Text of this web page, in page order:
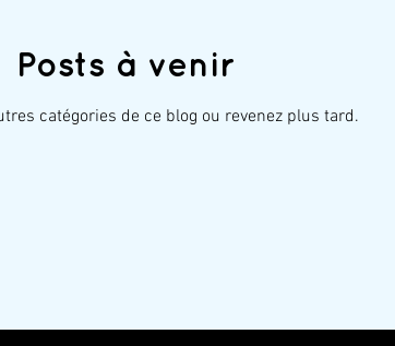
Posts à venir
catégories de ce blog ou revenez plus tard.